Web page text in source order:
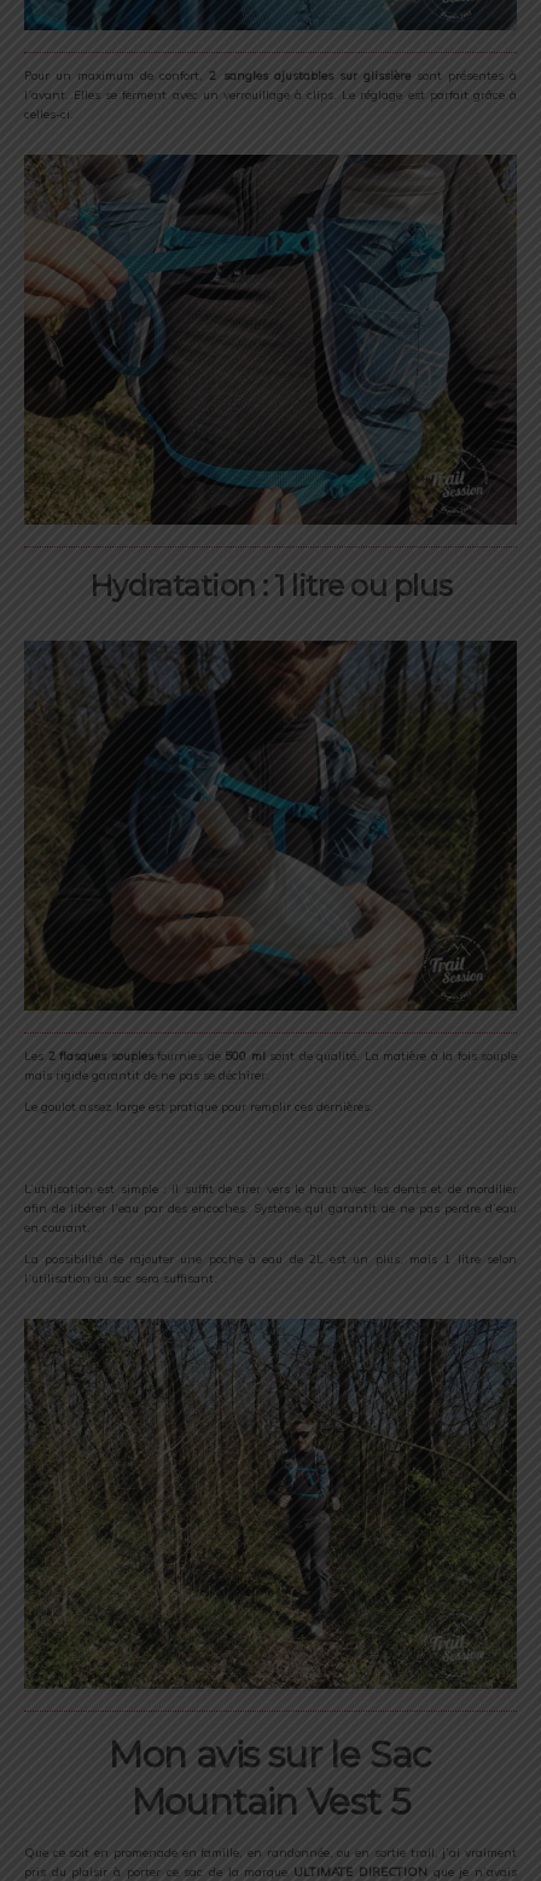
Pour un maximum de confort, 2 sangles ajustables sur glissièresont présentes à
l’avant. Elles se ferment avec un verrouillage à clips. Le réglage est parfait grâce à
celles-ci.
Hydratation : 1 litre ou plus
Les 2 flasques souplesfournies de500 mlsont de qualité. La matière à la fois souple
mais rigide garantit de ne pas se déchirer.
Le goulot assez large est pratique pour remplir ces dernières.
L’utilisation est simple : il suffit de tirer vers le haut avec les dents et de mordiller
afin de libérer l’eau par des encoches. Système qui garantit de ne pas perdre d’eau
en courant.
La possibilité de rajouter une poche à eau de 2L est un plus, mais 1 litre selon
l’utilisation du sac sera suffisant.
Mon avis sur le Sac
Mountain Vest 5
Que ce soit en promenade en famille, en randonnée, ou en sortie trail, j’ai vraiment
pris du plaisir à porter ce sac de la marque ULTIMATE DIRECTION que je n’avais